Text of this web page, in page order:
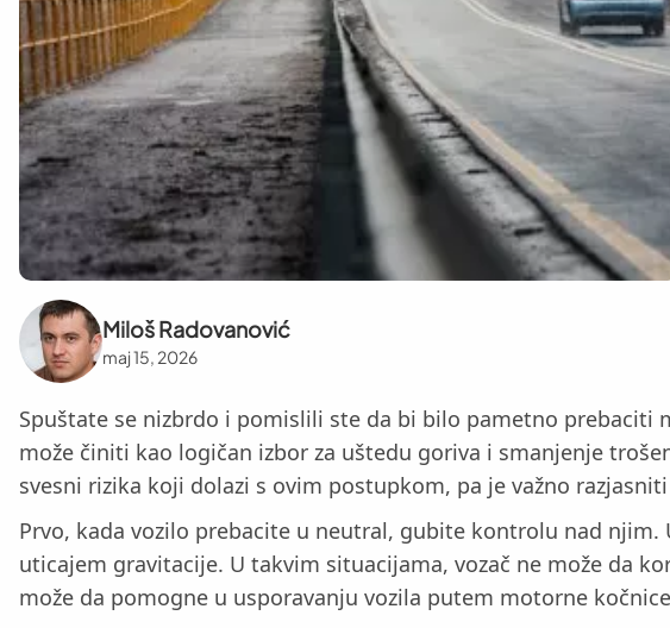
Miloš Radovanović
maj 15, 2026
Spuštate se nizbrdo i pomislili ste da bi bilo pametno prebaciti
može činiti kao logičan izbor za uštedu goriva i smanjenje
svesni rizika koji dolazi s ovim postupkom, pa je važno
Prvo, kada vozilo prebacite u neutral, gubite kontrolu nad
uticajem gravitacije. U takvim situacijama, vozač ne može da
može da pomogne u usporavanju vozila putem motorne